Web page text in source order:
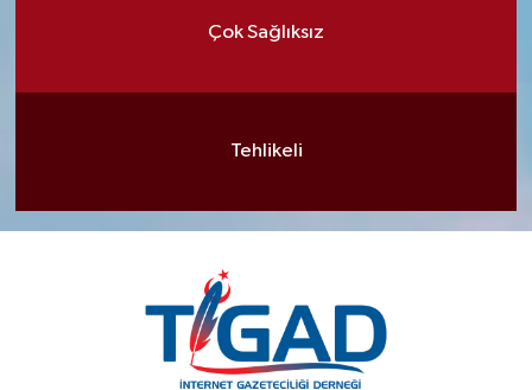
Çok Sağlıksız
Tehlikeli